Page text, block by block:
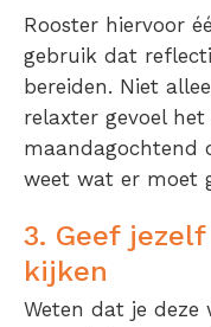
Rooster hiervoor
gebruik dat
bereiden. Niet
relaxter gevoel het
maandagochtend
weet wat er moet
3. Geef
kijken
Weten dat je deze